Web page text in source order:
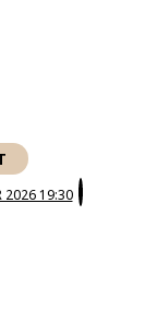
2026 19:30